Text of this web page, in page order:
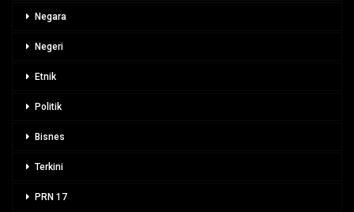
Negara
Negeri
Etnik
Politik
Bisnes
Terkini
PRN 17